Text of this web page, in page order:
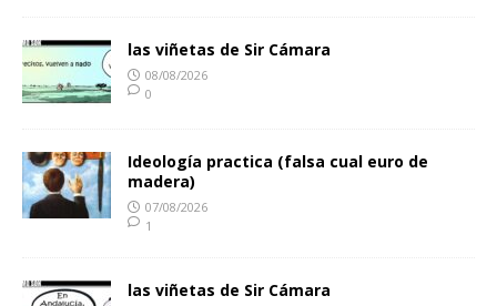
las viñetas de Sir Cámara
08/08/2026
0
Ideología practica (falsa cual euro de
madera)
07/08/2026
1
las viñetas de Sir Cámara